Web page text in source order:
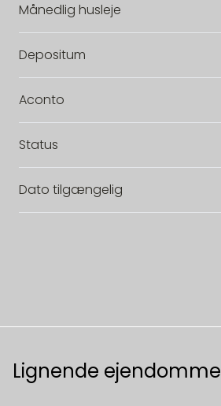
Månedlig husleje
Depositum
Aconto
Status
Dato tilgængelig
Lignende ejendomme